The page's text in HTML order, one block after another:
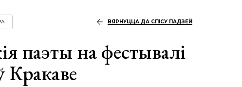
ВЯРНУЦЦА ДА СПІСУ ПАДЗЕЙ
паэты на фестывалі